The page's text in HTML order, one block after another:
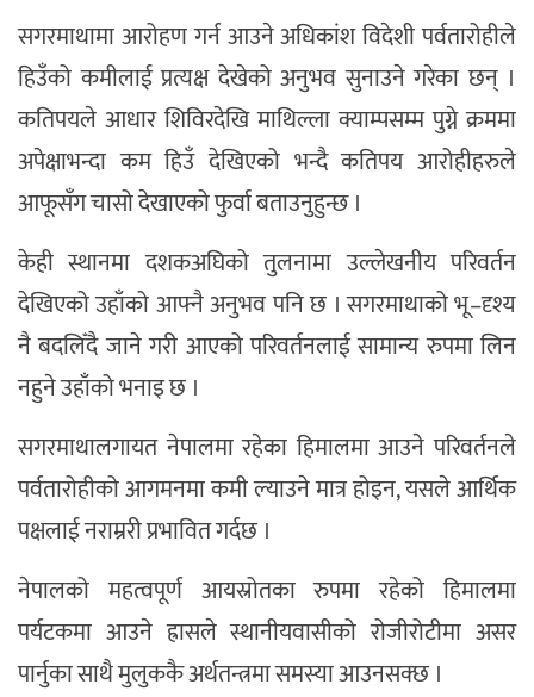
सगरमाथामा आरोहण गर्न आउने अधिकांश विदेशी पर्वतारोहीले
हिउँको कमीलाई प्रत्यक्ष देखेको अनुभव सुनाउने गरेका छन् ।
कतिपयले आधार शिविरदेखि माथिल्ला क्याम्पसम्म पुग्ने क्रममा
अपेक्षाभन्दा कम हिउँ देखिएको भन्दै कतिपय आरोहीहरुले
आफूसँग चासो देखाएको फुर्वा बताउनुहुन्छ ।
केही स्थानमा दशकअघिको तुलनामा उल्लेखनीय परिवर्तन
देखिएको उहाँको आफ्नै अनुभव पनि छ । सगरमाथाको भू–दृश्य
नै बदलिँदै जाने गरी आएको परिवर्तनलाई सामान्य रुपमा लिन
नहुने उहाँको भनाइ छ ।
सगरमाथालगायत नेपालमा रहेका हिमालमा आउने परिवर्तनले
पर्वतारोहीको आगमनमा कमी ल्याउने मात्र होइन, यसले आर्थिक
पक्षलाई नराम्ररी प्रभावित गर्दछ ।
नेपालको महत्वपूर्ण आयस्रोतका रुपमा रहेको हिमालमा
पर्यटकमा आउने ह्रासले स्थानीयवासीको रोजीरोटीमा असर
पार्नुका साथै मुलुककै अर्थतन्त्रमा समस्या आउनसक्छ ।